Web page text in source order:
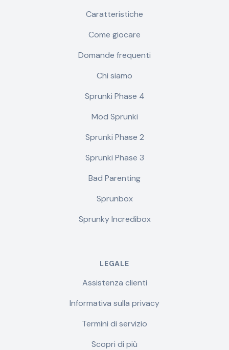
Caratteristiche
Come giocare
Domande frequenti
Chi siamo
Sprunki Phase 4
Mod Sprunki
Sprunki Phase 2
Sprunki Phase 3
Bad Parenting
Sprunbox
Sprunky Incredibox
LEGALE
Assistenza clienti
Informativa sulla privacy
Termini di servizio
Scopri di più